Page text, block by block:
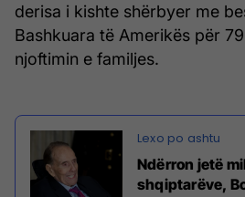
derisa i kishte shërbyer me
Bashkuara të Amerikës për
njoftimin e familjes.
​Ndërron jetë
shqiptarëve,